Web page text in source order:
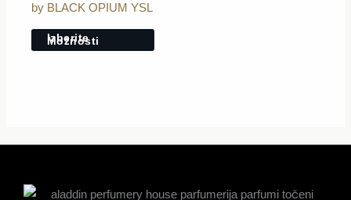
by BLACK OPIUM YSL
Izberite
Možnosti